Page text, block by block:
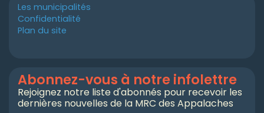
Les municipalités
Confidentialité
Plan du site
Abonnez-vous à notre infolettre
Rejoignez notre liste d'abonnés pour recevoir les
dernières nouvelles de la MRC des Appalaches